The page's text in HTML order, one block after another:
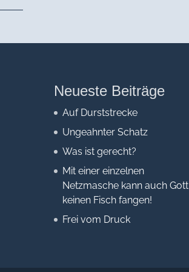
Neueste Beiträge
Auf Durststrecke
Ungeahnter Schatz
Was ist gerecht?
Mit einer einzelnen
Netzmasche kann auch Gott
keinen Fisch fangen!
Frei vom Druck